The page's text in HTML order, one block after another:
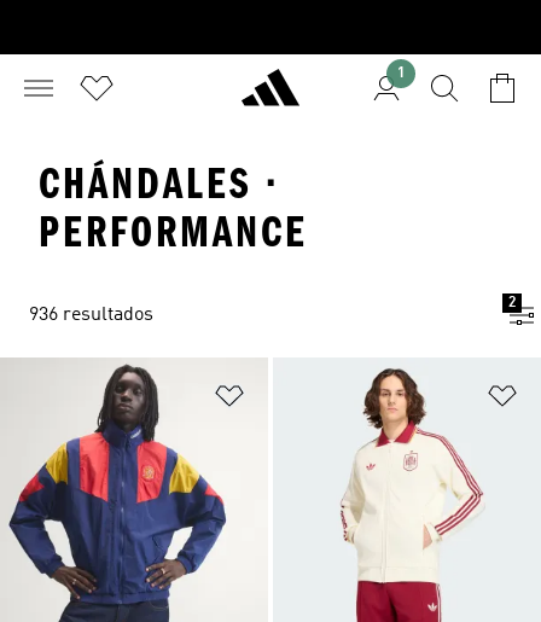
1
CHÁNDALES ·
PERFORMANCE
936 resultados
2
Añadir a la lista de deseos